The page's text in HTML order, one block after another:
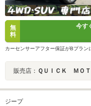
無
料
今す
カーセンサーアフター保証がBプラン
販売店： ＱＵＩＣＫ ＭＯＴＩＯＮ ク
ジープ